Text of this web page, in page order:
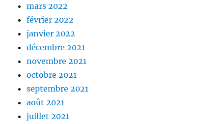
mars 2022
février 2022
janvier 2022
décembre 2021
novembre 2021
octobre 2021
septembre 2021
août 2021
juillet 2021